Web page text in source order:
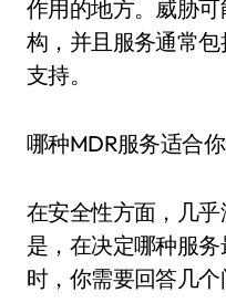
作用的地方。威胁
构，并且服务通常
支持。
哪种MDR服务适合
在安全性方面，几
是，在决定哪种服
时，你需要回答几个